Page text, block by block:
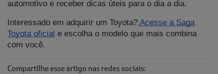
automotivo e receber dicas úteis para o dia a dia.
Interessado em adquirir um Toyota? Acesse a Saga
Toyota oficial e escolha o modelo que mais combina
com você.
Compartilhe esse artigo nas redes sociais: